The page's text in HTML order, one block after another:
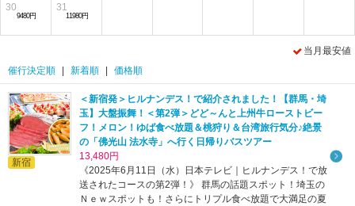
30
9480円
31
11980円
当月最安値
催行決定順
新着順 価格順
新宿
＜新宿発＞ヒルナンデス！で紹介されました！【群馬・埼
玉】大盤振舞！＜第2弾＞どど～んと上州牛ローストビー
フ！メロン！ゆば食べ放題＆桃狩り＆台湾旅行気分♪絶景
の「佛光山 法水寺」へ行く日帰りバスツアー
13,480円
《2025年6月11日（水）日本テレビ｜ヒルナンデス！で放
送されたコースの第2弾！》 群馬の話題スポット！埼玉の
Ｎｅｗスポットも！さらにトリプル食べ放題で大満足の夏